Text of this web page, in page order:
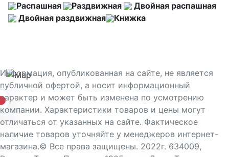
Распашная
Раздвижная
Двойная распашная
Двойная раздвижная
Книжка
Информация, опубликованная на сайте, не является
публичной офертой, а носит информационный
характер и может быть изменена по усмотрению
компании. Характеристики товаров и цены могут
отличаться от указанных на сайте. Фактическое
наличие товаров уточняйте у менеджеров интернет-
магазина.© Все права защищены. 2022г. 634009,